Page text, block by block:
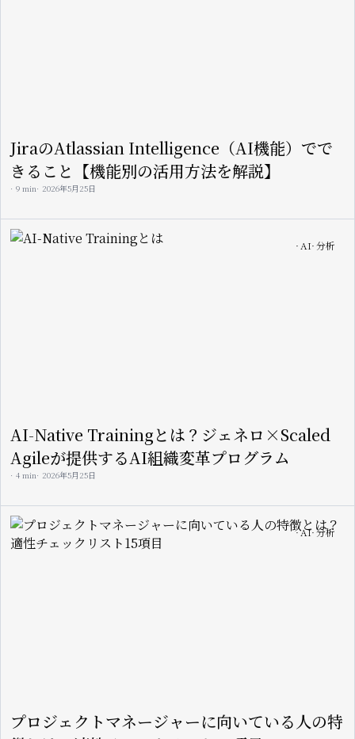
JiraのAtlassian Intelligence（AI機能）でで
きること【機能別の活用方法を解説】
9 min 2026年5月25日
Image AI 分析
AI-Native Trainingとは？ジェネロ×Scaled
Agileが提供するAI組織変革プログラム
4 min 2026年5月25日
Image AI 分析
プロジェクトマネージャーに向いている人の特